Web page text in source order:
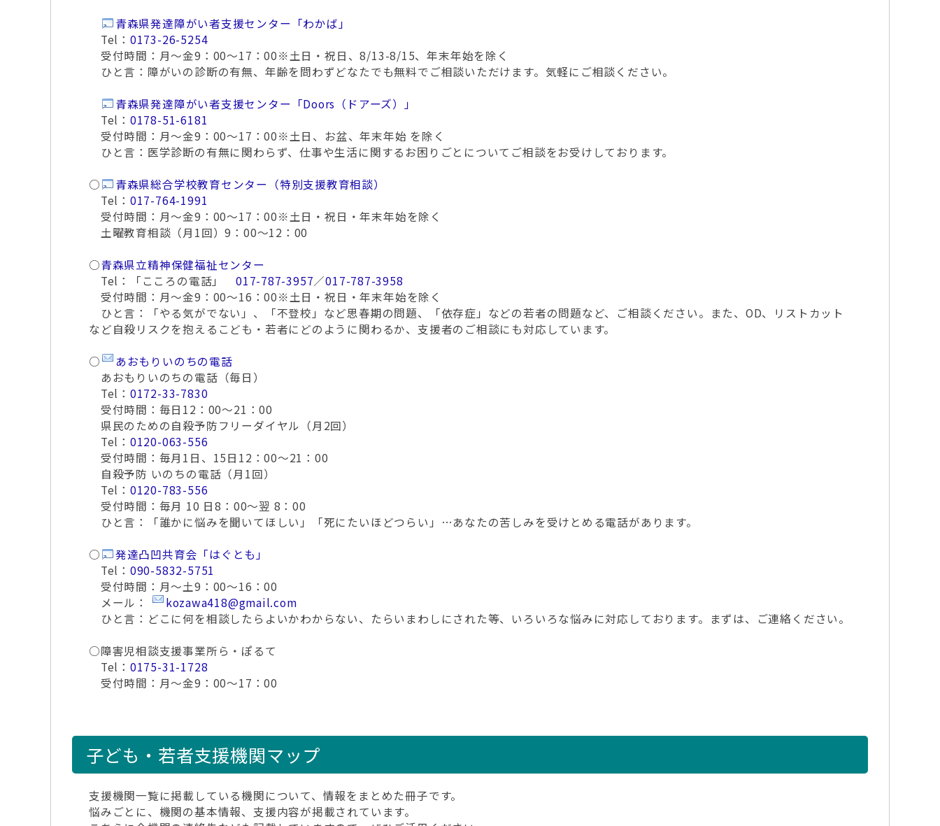
青森県発達障がい者支援センター「わかば」
Tel： 0173-26-5254
受付時間：月～金9：00～17：00※土日・祝日、8/13-8/15、年末年始を除く
ひと言：障がいの診断の有無、年齢を問わずどなたでも無料でご相談いただけます。気軽にご相談ください。
青森県発達障がい者支援センター「Doors（ドアーズ）」
Tel： 0178-51-6181
受付時間：月～金9：00～17：00※土日、お盆、年末年始 を除く
ひと言：医学診断の有無に関わらず、仕事や生活に関するお困りごとについてご相談をお受けしております。
○
青森県総合学校教育センター（特別支援教育相談）
Tel： 017-764-1991
受付時間：月～金9：00～17：00※土日・祝日・年末年始を除く
土曜教育相談（月1回）9：00～12：00
○青森県立精神保健福祉センター
Tel：「こころの電話」 017-787-3957／017-787-3958
受付時間：月～金9：00～16：00※土日・祝日・年末年始を除く
ひと言：「やる気がでない」、「不登校」など思春期の問題、「依存症」などの若者の問題など、ご相談ください。また、OD、リストカット
など自殺リスクを抱えるこども・若者にどのように関わるか、支援者のご相談にも対応しています。
○
あおもりいのちの電話
あおもりいのちの電話（毎日）
Tel： 0172-33-7830
受付時間：毎日12：00～21：00
県民のための自殺予防フリーダイヤル（月2回）
Tel： 0120-063-556
受付時間：毎月1日、15日12：00～21：00
自殺予防 いのちの電話（月1回）
Tel： 0120-783-556
受付時間：毎月 10 日8：00～翌 8：00
ひと言：「誰かに悩みを聞いてほしい」「死にたいほどつらい」…あなたの苦しみを受けとめる電話があります。
○
発達凸凹共育会「はぐとも」
Tel： 090-5832-5751
受付時間：月～土9：00～16：00
メール：
kozawa418@gmail.com
ひと言：どこに何を相談したらよいかわからない、たらいまわしにされた等、いろいろな悩みに対応しております。まずは、ご連絡ください。
○障害児相談支援事業所ら・ぽるて
Tel： 0175-31-1728
受付時間：月～金9：00～17：00
子ども・若者支援機関マップ
支援機関一覧に掲載している機関について、情報をまとめた冊子です。
悩みごとに、機関の基本情報、支援内容が掲載されています。